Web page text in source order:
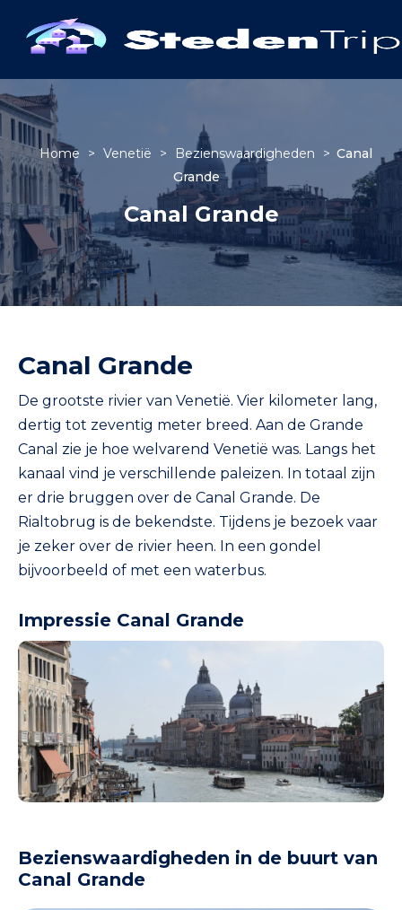
Home > Venetië > Bezienswaardigheden > Canal
Grande
Canal Grande
Canal Grande
De grootste rivier van Venetië. Vier kilometer lang,
dertig tot zeventig meter breed. Aan de Grande
Canal zie je hoe welvarend Venetië was. Langs het
kanaal vind je verschillende paleizen. In totaal zijn
er drie bruggen over de Canal Grande. De
Rialtobrug is de bekendste. Tijdens je bezoek vaar
je zeker over de rivier heen. In een gondel
bijvoorbeeld of met een waterbus.
Impressie Canal Grande
Bezienswaardigheden in de buurt van
Canal Grande